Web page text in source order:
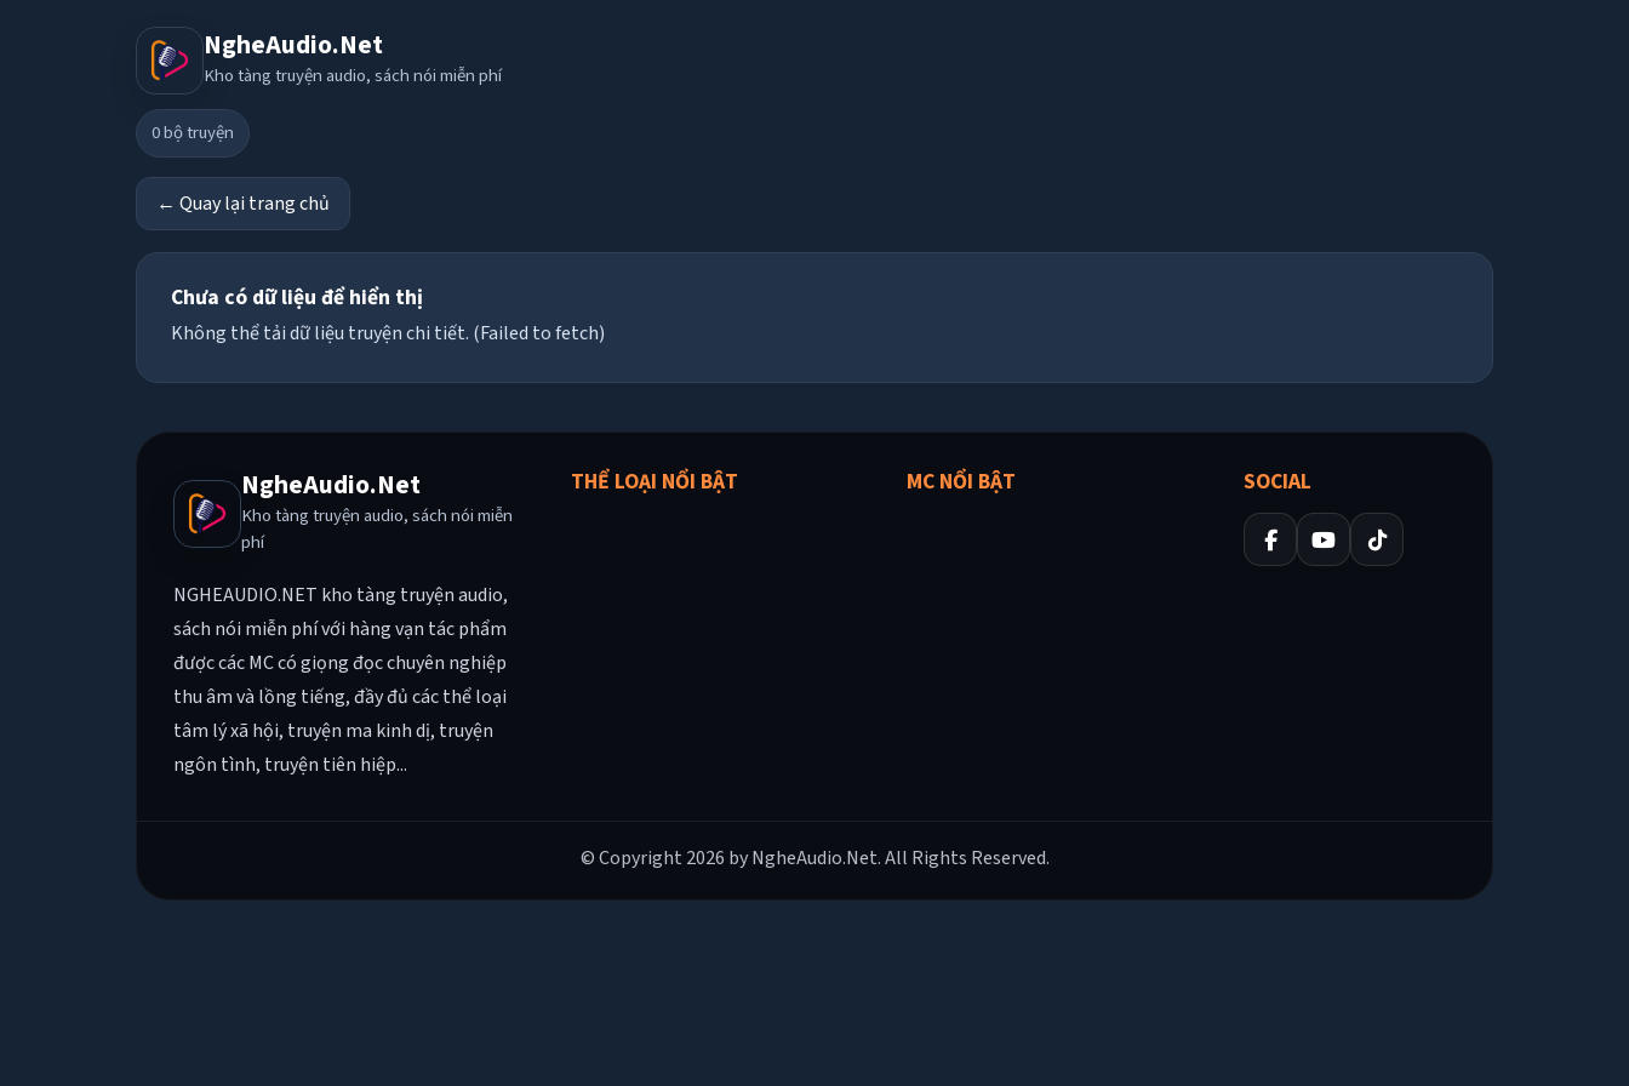
NgheAudio.Net
Kho tàng truyện audio, sách nói miễn phí
0bộ truyện
← Quay lại trang chủ
Chưa có dữ liệu để hiển thị
Không thể tải dữ liệu truyện chi tiết. (Failed to fetch)
NgheAudio.Net
Kho tàng truyện audio, sách nói miễn
phí
NGHEAUDIO.NET kho tàng truyện audio,
sách nói miễn phí với hàng vạn tác phẩm
được các MC có giọng đọc chuyên nghiệp
thu âm và lồng tiếng, đầy đủ các thể loại
tâm lý xã hội, truyện ma kinh dị, truyện
ngôn tình, truyện tiên hiệp...
THỂ LOẠI NỔI BẬT MC NỔI BẬT SOCIAL
© Copyright 2026 by NgheAudio.Net. All Rights Reserved.